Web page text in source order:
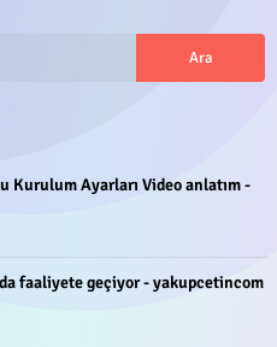
Kurulum Ayarları Video anlatım -
faaliyete geçiyor - yakupcetincom